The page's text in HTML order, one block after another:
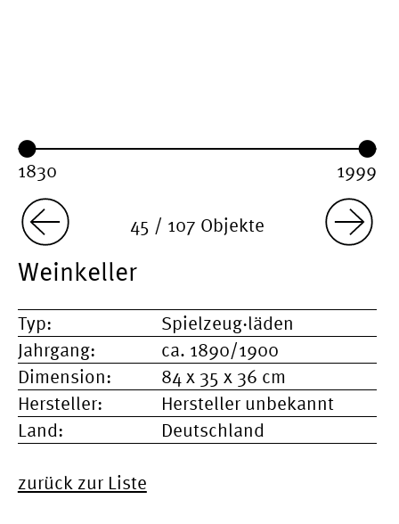
Year range:
Year from:
Year until:
45 / 107 Objekte
Weinkeller
Typ:
Spielzeug·läden
Jahrgang:
ca. 1890/1900
Dimension:
84 x 35 x 36 cm
Hersteller:
Hersteller unbekannt
Land:
Deutschland
zurück zur Liste